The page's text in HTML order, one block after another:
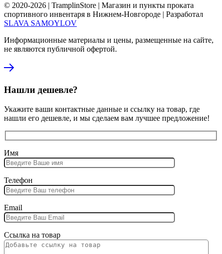
© 2020-2026 | TramplinStore | Магазин и пункты проката
спортивного инвентаря в Нижнем-Новгороде | Разработал
SLAVA SAMOYLOV
Информационные материалы и цены, размещенные на сайте,
не являются публичной офертой.
Нашли дешевле?
Укажите ваши контактные данные и ссылку на товар, где
нашли его дешевле, и мы сделаем вам лучшее предложение!
Имя
Телефон
Email
Ссылка на товар